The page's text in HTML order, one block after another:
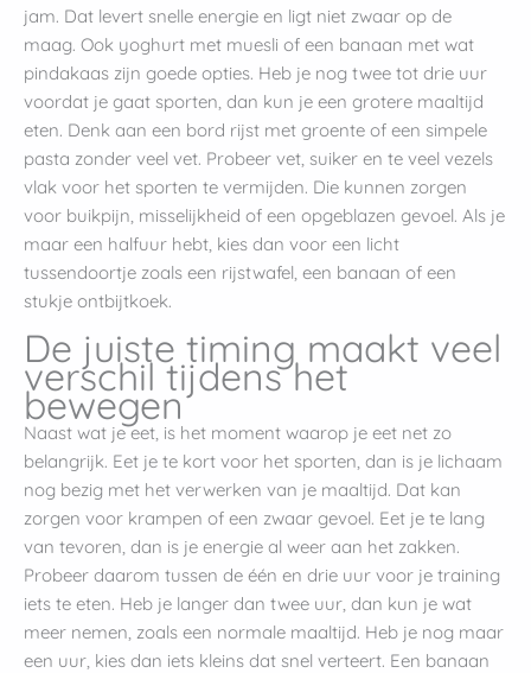
jam. Dat levert snelle energie en ligt niet zwaar op de
maag. Ook yoghurt met muesli of een banaan met wat
pindakaas zijn goede opties. Heb je nog twee tot drie uur
voordat je gaat sporten, dan kun je een grotere maaltijd
eten. Denk aan een bord rijst met groente of een simpele
pasta zonder veel vet. Probeer vet, suiker en te veel vezels
vlak voor het sporten te vermijden. Die kunnen zorgen
voor buikpijn, misselijkheid of een opgeblazen gevoel. Als je
maar een halfuur hebt, kies dan voor een licht
tussendoortje zoals een rijstwafel, een banaan of een
stukje ontbijtkoek.
De juiste timing maakt veel
verschil tijdens het
bewegen
Naast wat je eet, is het moment waarop je eet net zo
belangrijk. Eet je te kort voor het sporten, dan is je lichaam
nog bezig met het verwerken van je maaltijd. Dat kan
zorgen voor krampen of een zwaar gevoel. Eet je te lang
van tevoren, dan is je energie al weer aan het zakken.
Probeer daarom tussen de één en drie uur voor je training
iets te eten. Heb je langer dan twee uur, dan kun je wat
meer nemen, zoals een normale maaltijd. Heb je nog maar
een uur, kies dan iets kleins dat snel verteert. Een banaan